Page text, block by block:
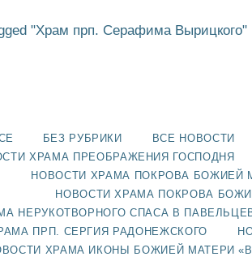
"Храм прп. Серафима Вырицкого"
БЕЗ РУБРИКИ ВСЕ НОВОСТИ
ХРАМА ПРЕОБРАЖЕНИЯ ГОСПОДНЯ
НОВОСТИ ХРАМА ПОКРОВА БОЖИЕЙ
НОВОСТИ ХРАМА ПОКРОВА
НЕРУКОТВОРНОГО СПАСА В
ПРП. СЕРГИЯ РАДОНЕЖСКОГО
ХРАМА ИКОНЫ БОЖИЕЙ МАТЕРИ